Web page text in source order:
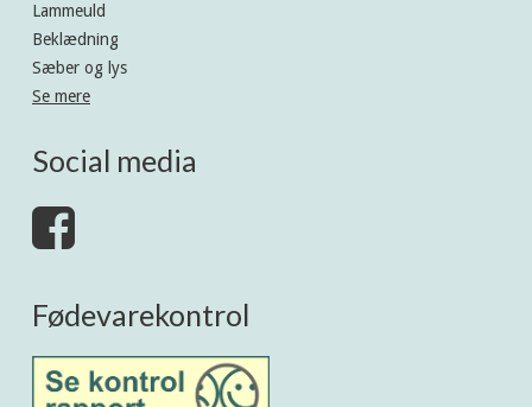
Lammeuld
Beklædning
Sæber og lys
Se mere
Social media
Fødevarekontrol